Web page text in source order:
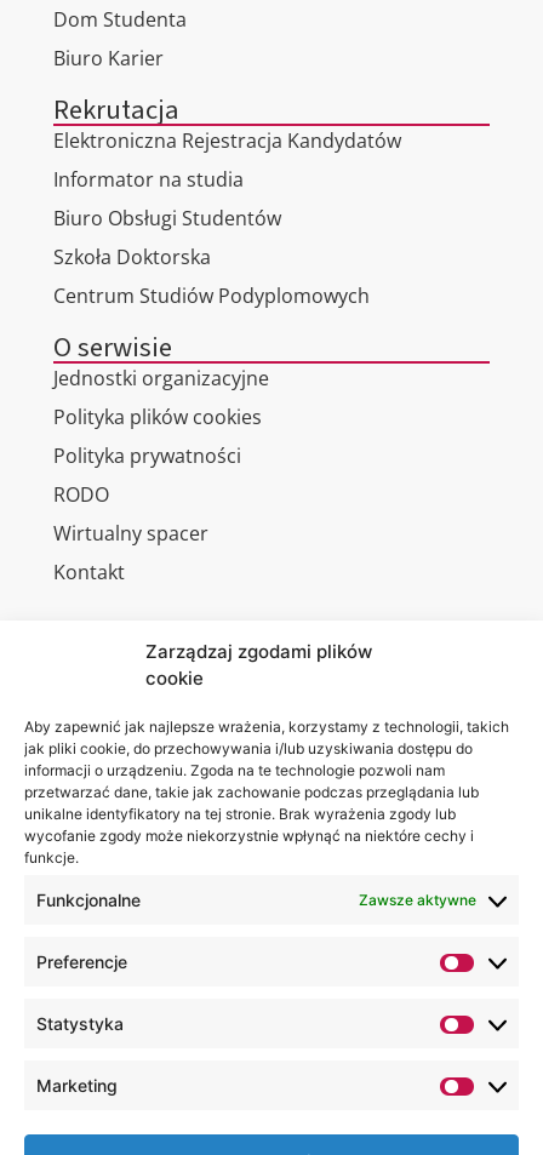
Zarządzaj zgodami plików
cookie
Aby zapewnić jak najlepsze wrażenia, korzystamy z technologii, takich
jak pliki cookie, do przechowywania i/lub uzyskiwania dostępu do
informacji o urządzeniu. Zgoda na te technologie pozwoli nam
przetwarzać dane, takie jak zachowanie podczas przeglądania lub
unikalne identyfikatory na tej stronie. Brak wyrażenia zgody lub
wycofanie zgody może niekorzystnie wpłynąć na niektóre cechy i
funkcje.
Funkcjonalne Zawsze aktywne
Preferencje
Statystyka
Marketing
Dom Studenta
Biuro Karier
Rekrutacja
Elektroniczna Rejestracja Kandydatów
Informator na studia
Biuro Obsługi Studentów
Szkoła Doktorska
Centrum Studiów Podyplomowych
O serwisie
Jednostki organizacyjne
Polityka plików cookies
Polityka prywatności
RODO
Wirtualny spacer
Kontakt
Akademia
WSEI
ul.
Projektowa
4